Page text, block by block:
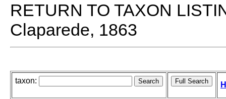
RETURN TO TAXON
Claparede, 1863
taxon: